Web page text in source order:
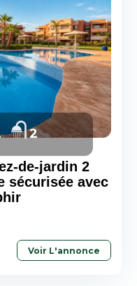
de-jardin 2
sécurisée avec
Voir L'annonce
2